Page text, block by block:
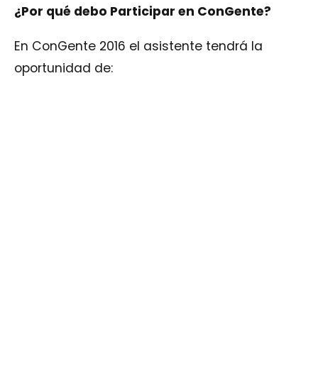
¿Por qué debo Participar en ConGente?
En ConGente 2016 el asistente tendrá la
oportunidad de: